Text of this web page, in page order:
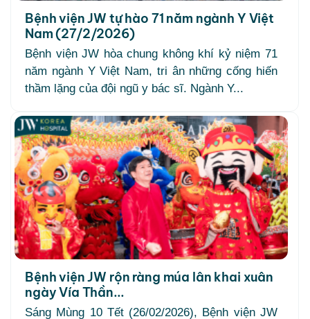
Bệnh viện JW tự hào 71 năm ngành Y Việt
Nam (27/2/2026)
Bệnh viện JW hòa chung không khí kỷ niệm 71
năm ngành Y Việt Nam, tri ân những cống hiến
thầm lặng của đội ngũ y bác sĩ. Ngành Y...
Bệnh viện JW rộn ràng múa lân khai xuân
ngày Vía Thần...
Sáng Mùng 10 Tết (26/02/2026), Bệnh viện JW